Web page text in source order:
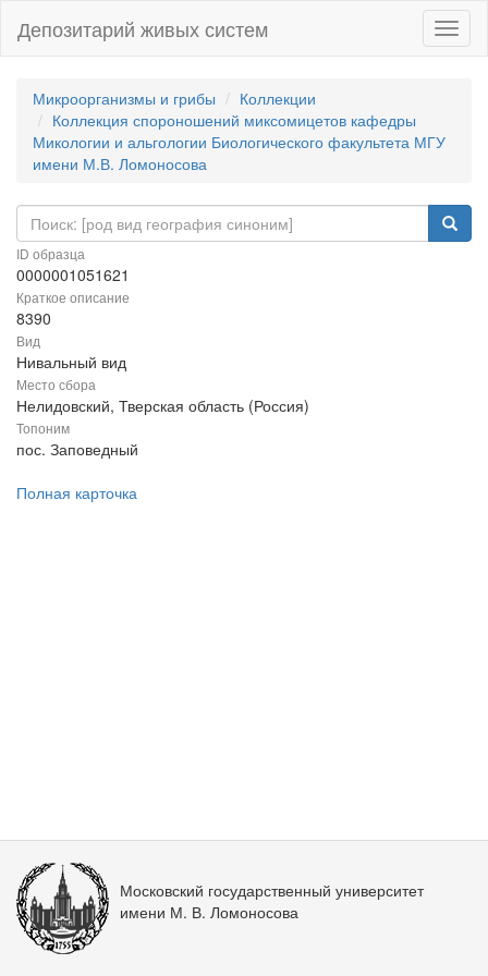
Депозитарий живых систем
Микроорганизмы и грибы
Коллекции
Коллекция спороношений миксомицетов кафедры
Микологии и альгологии Биологического факультета МГУ
имени М.В. Ломоносова
ID образца
0000001051621
Краткое описание
8390
Вид
Нивальный вид
Место сбора
Нелидовский, Тверская область (Россия)
Топоним
пос. Заповедный
Полная карточка
Московский государственный университет
имени М. В. Ломоносова